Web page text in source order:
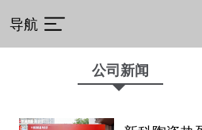
导航
公司新闻